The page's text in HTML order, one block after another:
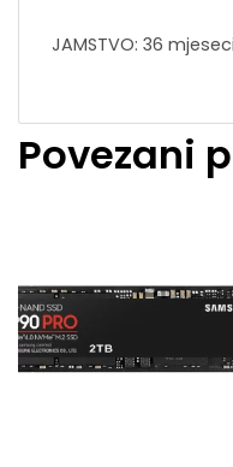
JAMSTVO: 36 mjeseci
Povezani